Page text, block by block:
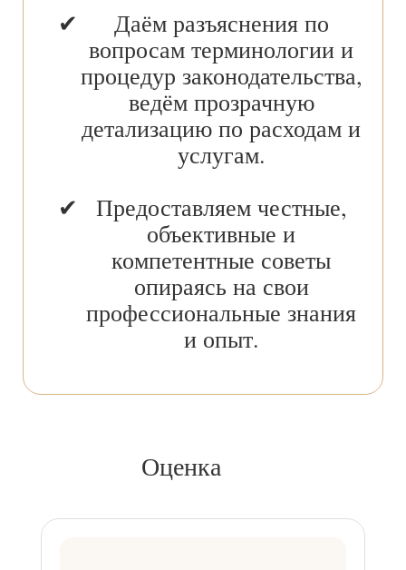
Даём разъяснения по
вопросам терминологии и
процедур законодательства,
ведём прозрачную
детализацию по расходам и
услугам.
Предоставляем честные,
объективные и
компетентные советы
опираясь на свои
профессиональные знания
и опыт.
Оценка